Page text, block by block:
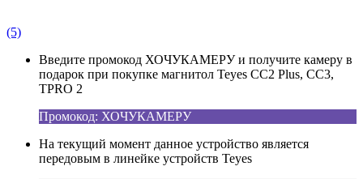
(5)
Введите промокод ХОЧУКАМЕРУ и получите камеру в
подарок при покупке магнитол Teyes CC2 Plus, CC3,
TPRO 2
Промокод: ХОЧУКАМЕРУ
На текущий момент данное устройство является
передовым в линейке устройств Teyes